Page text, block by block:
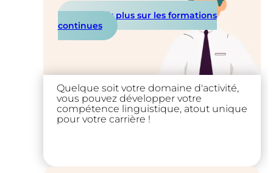
En savoir plus sur les formations
continues
Quelque soit votre domaine d'activité,
vous pouvez développer votre
compétence linguistique, atout unique
pour votre carrière !